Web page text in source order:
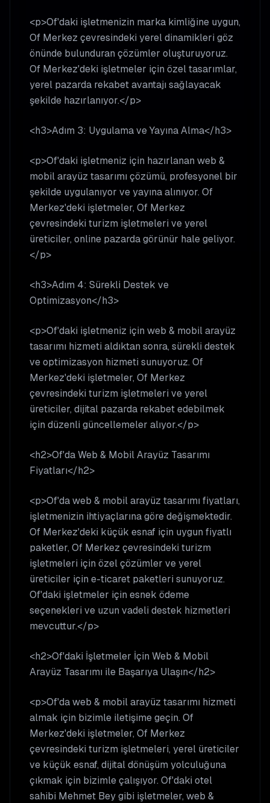
<p>Of'daki işletmenizin marka kimliğine uygun,
Of Merkez çevresindeki yerel dinamikleri göz
önünde bulunduran çözümler oluşturuyoruz.
Of Merkez'deki işletmeler için özel tasarımlar,
yerel pazarda rekabet avantajı sağlayacak
şekilde hazırlanıyor.</p>
<h3>Adım 3: Uygulama ve Yayına Alma</h3>
<p>Of'daki işletmeniz için hazırlanan web &
mobil arayüz tasarımı çözümü, profesyonel bir
şekilde uygulanıyor ve yayına alınıyor. Of
Merkez'deki işletmeler, Of Merkez
çevresindeki turizm işletmeleri ve yerel
üreticiler, online pazarda görünür hale geliyor.
</p>
<h3>Adım 4: Sürekli Destek ve
Optimizasyon</h3>
<p>Of'daki işletmeniz için web & mobil arayüz
tasarımı hizmeti aldıktan sonra, sürekli destek
ve optimizasyon hizmeti sunuyoruz. Of
Merkez'deki işletmeler, Of Merkez
çevresindeki turizm işletmeleri ve yerel
üreticiler, dijital pazarda rekabet edebilmek
için düzenli güncellemeler alıyor.</p>
<h2>Of'da Web & Mobil Arayüz Tasarımı
Fiyatları</h2>
<p>Of'da web & mobil arayüz tasarımı fiyatları,
işletmenizin ihtiyaçlarına göre değişmektedir.
Of Merkez'deki küçük esnaf için uygun fiyatlı
paketler, Of Merkez çevresindeki turizm
işletmeleri için özel çözümler ve yerel
üreticiler için e-ticaret paketleri sunuyoruz.
Of'daki işletmeler için esnek ödeme
seçenekleri ve uzun vadeli destek hizmetleri
mevcuttur.</p>
<h2>Of'daki İşletmeler İçin Web & Mobil
Arayüz Tasarımı ile Başarıya Ulaşın</h2>
<p>Of'da web & mobil arayüz tasarımı hizmeti
almak için bizimle iletişime geçin. Of
Merkez'deki işletmeler, Of Merkez
çevresindeki turizm işletmeleri, yerel üreticiler
ve küçük esnaf, dijital dönüşüm yolculuğuna
çıkmak için bizimle çalışıyor. Of'daki otel
sahibi Mehmet Bey gibi işletmeler, web &